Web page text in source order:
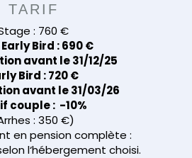
TARIF
: 760 €
Bird : 690 €
avant le 31/12/25
Bird : 720 €
avant le 31/03/26
couple : -10%
: 350 €)
en pension complète :
l‘hébergement choisi.